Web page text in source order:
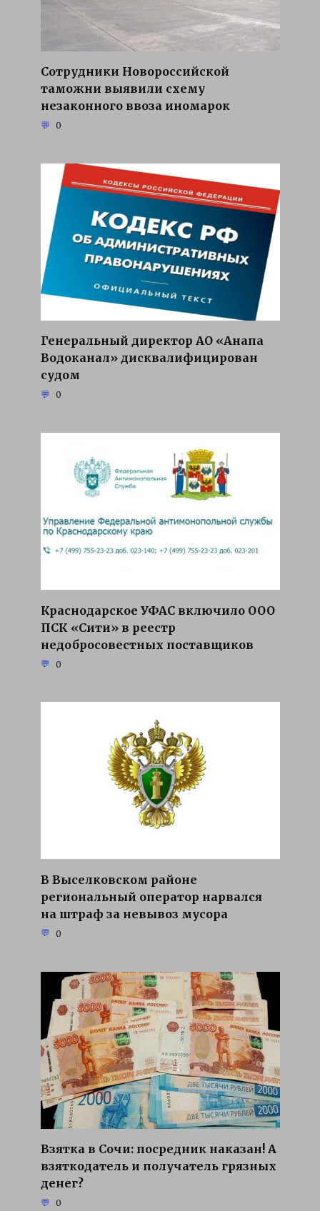
Сотрудники Новороссийской
таможни выявили схему
незаконного ввоза иномарок
0
Генеральный директор АО «Анапа
Водоканал» дисквалифицирован
судом
0
Краснодарское УФАС включило ООО
ПСК «Сити» в реестр
недобросовестных поставщиков
0
В Выселковском районе
региональный оператор нарвался
на штраф за невывоз мусора
0
Взятка в Сочи: посредник наказан! А
взяткодатель и получатель грязных
денег?
0